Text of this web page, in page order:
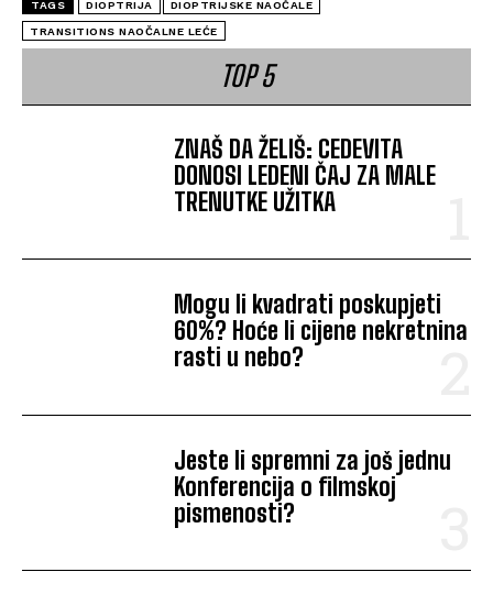
TAGS DIOPTRIJA DIOPTRIJSKE NAOČALE
TRANSITIONS NAOČALNE LEĆE
TOP 5
ZNAŠ DA ŽELIŠ: CEDEVITA
DONOSI LEDENI ČAJ ZA MALE
TRENUTKE UŽITKA
Mogu li kvadrati poskupjeti
60%? Hoće li cijene nekretnina
rasti u nebo?
Jeste li spremni za još jednu
Konferencija o filmskoj
pismenosti?